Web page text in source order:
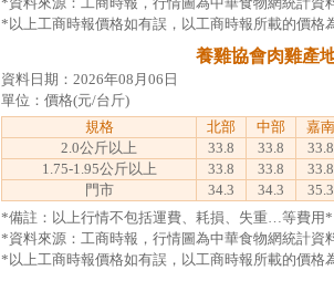
*以上工商時報價格如有誤，以工商時報所載的價格
養雞協會肉雞產
資料日期：2026年08月06日
單位：價格(元/台斤)
規格
北部 中部 嘉南
2.0公斤以上
33.8 33.8 33.8
1.75-1.95公斤以上
33.8 33.8 33.8
門市
34.3 34.3 35.3
*備註：以上行情不包括運費、耗損、失重…等費用*
*資料來源：工商時報，行情圖為中華食物網統計資
*以上工商時報價格如有誤，以工商時報所載的價格